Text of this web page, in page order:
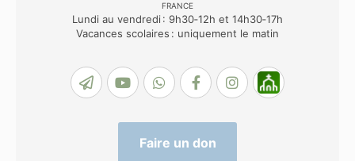
FRANCE
Lundi au vendredi : 9h30‑12h et 14h30‑17h
Vacances scolaires : uniquement le matin
Faire un don